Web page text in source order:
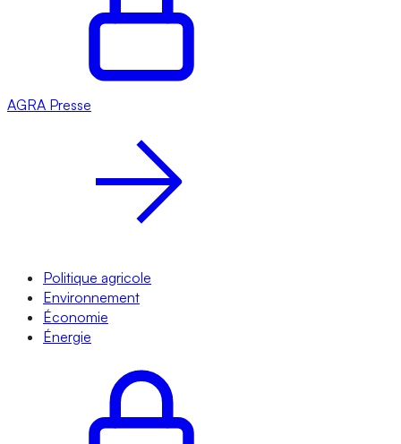
AGRA Presse
Politique agricole
Environnement
Économie
Énergie